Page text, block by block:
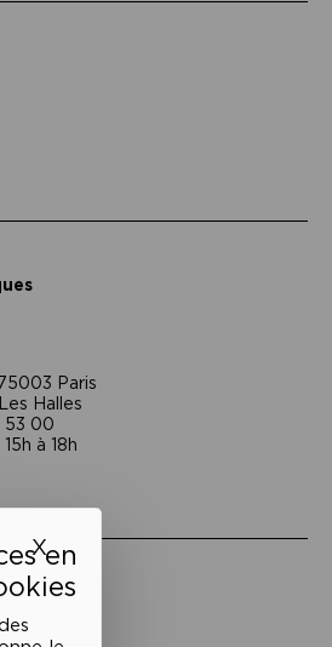
XMasquer le bandeau des
Paris
Halles
53 00
à 18h
vente